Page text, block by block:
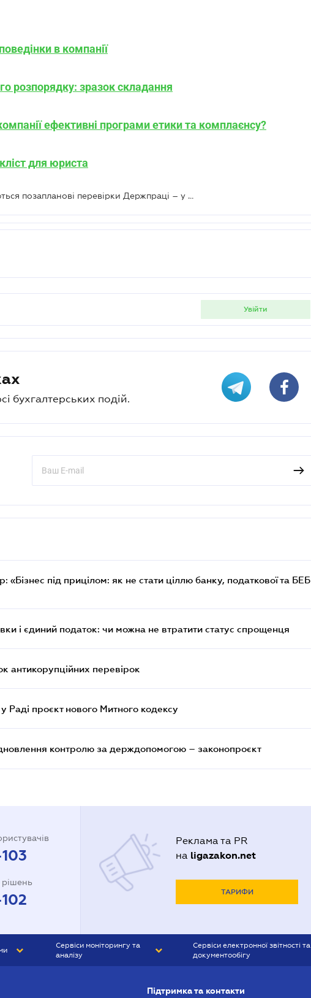
в компанії
розпорядку: зразок складання
ефективні програми етики та комплаєнсу?
для юриста
Із 1 жовтня відновлюються позапланові перевірки Держпраці – у випадку скарги на мобінг
увійти
бухгалтерських подій.
«Бізнес під прицілом: як не стати ціллю банку, податкової та БЕБ
і єдиний податок: чи можна не втратити статус спрощенця
антикорупційних перевірок
Раді проєкт нового Митного кодексу
контролю за держдопомогою – законопроєкт
рішень
Реклама та PR
на ligazakon.net
ТАРИФИ
Сервіси моніторингу та
аналізу
Сервіси електронної звітності та
документообігу
Підтримка та контакти